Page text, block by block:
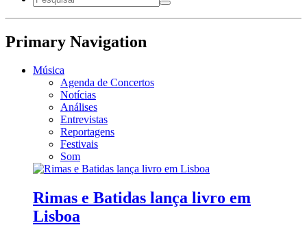
Primary Navigation
Música
Agenda de Concertos
Notícias
Análises
Entrevistas
Reportagens
Festivais
Som
Rimas e Batidas lança livro em
Lisboa